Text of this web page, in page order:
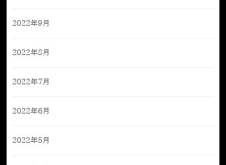
2022年9月
2022年8月
2022年7月
2022年6月
2022年5月